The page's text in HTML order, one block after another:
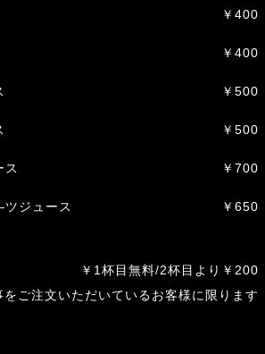
￥400
￥400
￥500
￥500
ス ￥700
ジュース ￥650
￥1杯目無料/2杯目より￥200
ご注文いただいているお客様に限ります